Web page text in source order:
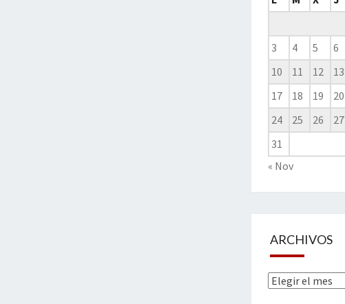
3
4 5 6
10
11 12 13
17
18 19 20
24
25 26 27
31
« Nov
ARCHIVOS
Archivos